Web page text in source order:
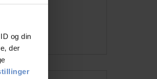
og din
der
Læs mere